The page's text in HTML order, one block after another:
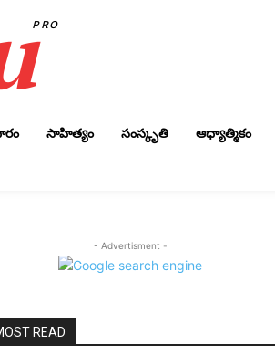
PRO
సాహిత్యం సంస్కృతి ఆధ్యాత్మికం
- Advertisment -
READ